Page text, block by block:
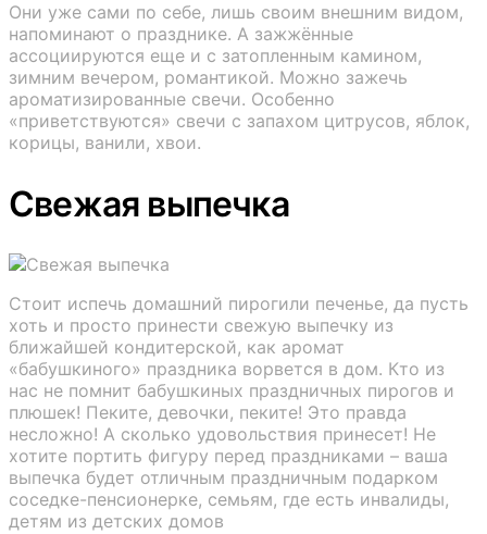
Они уже сами по себе, лишь своим внешним видом,
напоминают о празднике. А зажжённые
ассоциируются еще и с затопленным камином,
зимним вечером, романтикой. Можно зажечь
ароматизированные свечи. Особенно
«приветствуются» свечи с запахом цитрусов, яблок,
корицы, ванили, хвои.
Свежая выпечка
Стоит испечь домашний пирогили печенье, да пусть
хоть и просто принести свежую выпечку из
ближайшей кондитерской, как аромат
«бабушкиного» праздника ворвется в дом. Кто из
нас не помнит бабушкиных праздничных пирогов и
плюшек! Пеките, девочки, пеките! Это правда
несложно! А сколько удовольствия принесет! Не
хотите портить фигуру перед праздниками – ваша
выпечка будет отличным праздничным подарком
соседке-пенсионерке, семьям, где есть инвалиды,
детям из детских домов